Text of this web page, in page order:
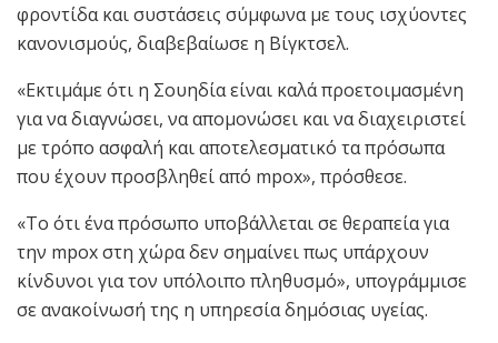
φροντίδα και συστάσεις σύμφωνα με τους ισχύοντες
κανονισμούς, διαβεβαίωσε η Βίγκτσελ.
«Εκτιμάμε ότι η Σουηδία είναι καλά προετοιμασμένη
για να διαγνώσει, να απομονώσει και να διαχειριστεί
με τρόπο ασφαλή και αποτελεσματικό τα πρόσωπα
που έχουν προσβληθεί από mpox», πρόσθεσε.
«Το ότι ένα πρόσωπο υποβάλλεται σε θεραπεία για
την mpox στη χώρα δεν σημαίνει πως υπάρχουν
κίνδυνοι για τον υπόλοιπο πληθυσμό», υπογράμμισε
σε ανακοίνωσή της η υπηρεσία δημόσιας υγείας.